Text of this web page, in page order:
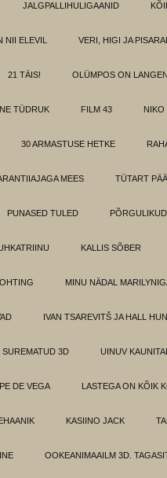
JALGPALLIHULIGAANID
NII ELEVIL VERI, HIGI JA
21 TÄIS! OLÜMPOS ON
TÜDRUK FILM 43 NIKO
30 ARMASTUSE HETKE
MEES TÜTART
PUNASED TULED
KALLIS SÕBER
MINU NÄDAL
IVAN TSAREVITŠ JA HALL
SUREMATUD 3D UINUV
DE VEGA LASTEGA ON KÕIK
KASIINO JACK
OOKEANIMAAILM 3D.